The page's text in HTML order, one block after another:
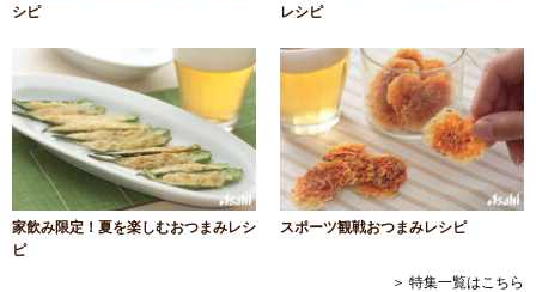
シピ
レシピ
家飲み限定！夏を楽しむおつまみレシ
ピ
スポーツ観戦おつまみレシピ
＞ 特集一覧はこちら